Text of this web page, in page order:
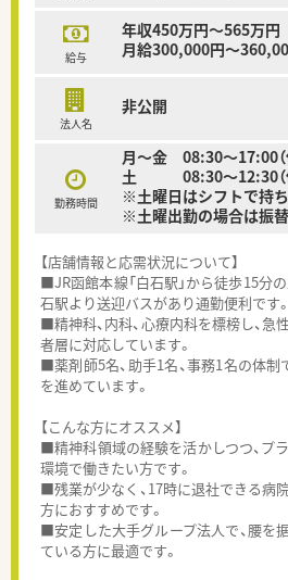
給与
年収450万円～565万円
月給300,000円～
法人名
非公開
勤務時間
月～金 08:30～17:00（
土 08:30～12:30（
※土曜日はシフトで持
※土曜出勤の場合は振
【店舗情報と応需状況について】
■JR函館本線「白石駅」から徒歩15分の
石駅より送迎バスがあり通勤便利です。
■精神科、内科、心療内科を標榜し、
者層に対応しています。
■薬剤師5名、助手1名、事務1名の体制
を進めています。
【こんな方にオススメ】
■精神科領域の経験を活かしつつ、プ
環境で働きたい方です。
■残業が少なく、17時に退社できる病
方におすすめです。
■安定した大手グループ法人で、腰を
ている方に最適です。